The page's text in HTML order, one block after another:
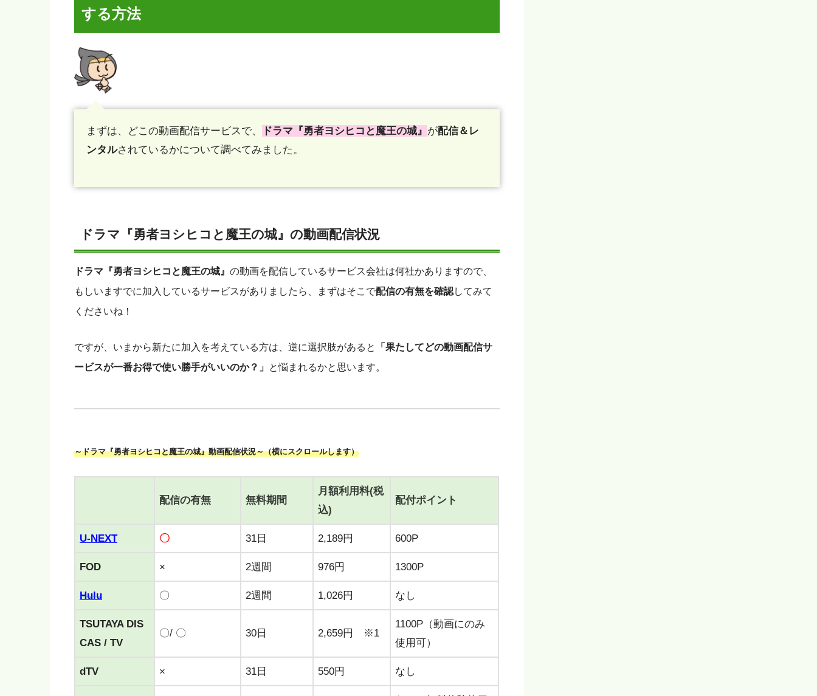
する方法
まずは、どこの動画配信サービスで、 ドラマ『勇者ヨシヒコと魔王の城』 が配信＆レ
ンタルされているかについて調べてみました。
ドラマ『勇者ヨシヒコと魔王の城』の動画配信状況
ドラマ『勇者ヨシヒコと魔王の城』 の動画を配信しているサービス会社は何社かありますので、
もしいますでに加入しているサービスがありましたら、まずはそこで配信の有無を確認してみて
くださいね！
ですが、いまから新たに加入を考えている方は、逆に選択肢があると
「果たしてどの動画配信サ
ービスが一番お得で使い勝手がいいのか？」 と悩まれるかと思います。
～ドラマ『勇者ヨシヒコと魔王の城』動画配信状況～（横にスクロールします）
配信の有無 無料期間
月額利用料(税
込)
配付ポイント
U-NEXT 〇 31日 2,189円 600P
FOD × 2週間 976円 1300P
Hulu 〇 2週間 1,026円 なし
TSUTAYA DIS
CAS / TV
〇/ 〇 30日 2,659円 ※1
1100P（動画にのみ
使用可）
dTV × 31日 550円 なし